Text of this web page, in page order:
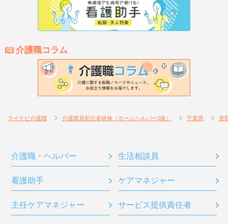
介護職コラム
マイナビ介護職 介護職員初任者研修（ホームヘルパー2級） 千葉県 香
介護職・ヘルパー 生活相談員
看護助手 ケアマネジャー
主任ケアマネジャー サービス提供責任者